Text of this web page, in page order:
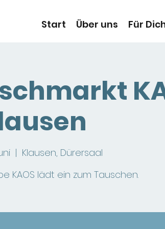
Start Über uns Für
  |
Klausen, Dürersaal
KAOS lädt ein zum Tauschen.